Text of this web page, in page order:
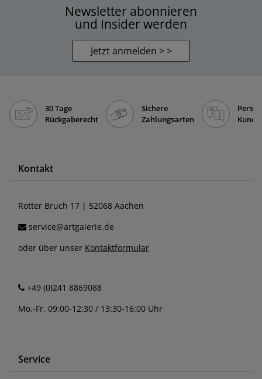
Newsletter abonnieren
und Insider werden
Jetzt anmelden > >
30 Tage
Rückgaberecht
Sichere
Zahlungsarten
Kontakt
Rotter Bruch 17 | 52068 Aachen
service@artgalerie.de
oder über unser Kontaktformular
+49 (0)241 8869088
Mo.-Fr. 09:00-12:30 / 13:30-16:00 Uhr
Service